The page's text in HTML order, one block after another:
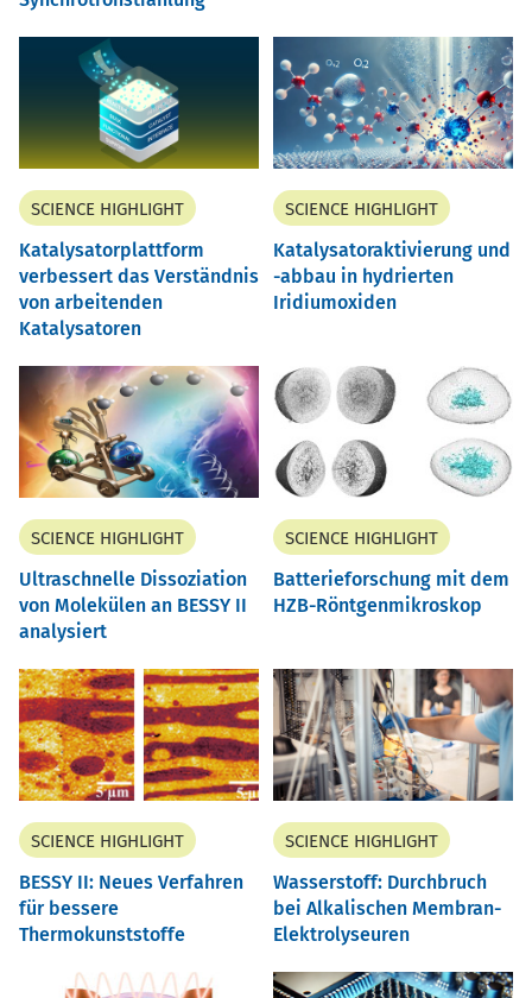
SCIENCE HIGHLIGHT
Katalysatorplattform
verbessert das Verständnis
von arbeitenden
Katalysatoren
SCIENCE HIGHLIGHT
Katalysatoraktivierung und
-abbau in hydrierten
Iridiumoxiden
SCIENCE HIGHLIGHT
Ultraschnelle Dissoziation
von Molekülen an BESSY II
analysiert
SCIENCE HIGHLIGHT
Batterieforschung mit dem
HZB-Röntgenmikroskop
SCIENCE HIGHLIGHT
BESSY II: Neues Verfahren
für bessere
Thermokunststoffe
SCIENCE HIGHLIGHT
Wasserstoff: Durchbruch
bei Alkalischen Membran-
Elektrolyseuren